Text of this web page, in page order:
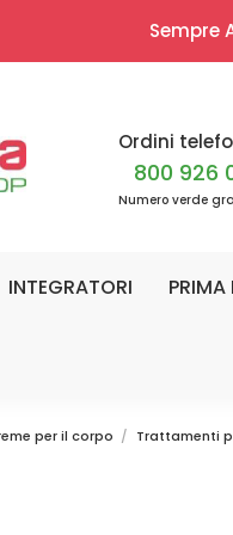
Sempre
Ordini
800 926
Numero verde
INTEGRATORI PRIMA
per il corpo Trattamenti